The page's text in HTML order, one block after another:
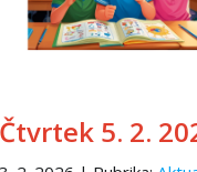
Čtvrtek 5. 2.